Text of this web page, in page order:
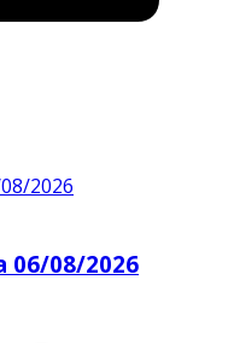
06/08/2026